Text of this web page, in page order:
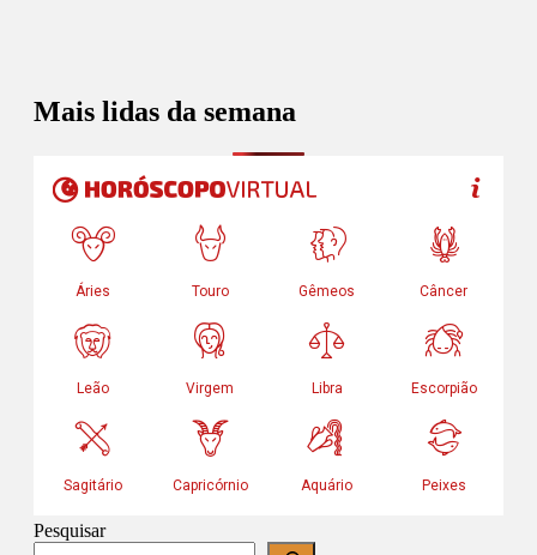
Mais lidas da semana
Pesquisar